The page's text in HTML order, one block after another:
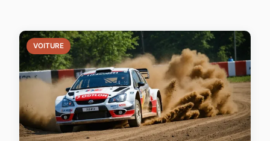
VOITURE